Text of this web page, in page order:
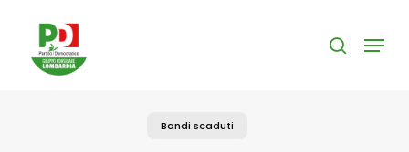
content
search
Menu
Bandi scaduti